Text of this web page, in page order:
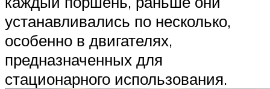
устанавливались по несколько,
особенно в двигателях,
предназначенных для
стационарного использования.